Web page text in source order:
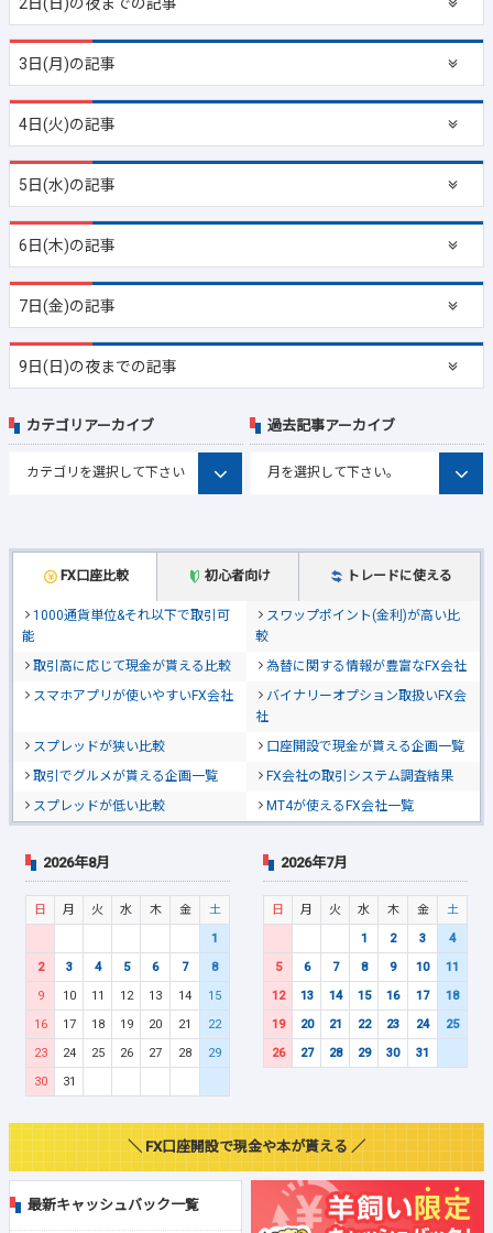
3日(月)の記事
4日(火)の記事
5日(水)の記事
6日(木)の記事
7日(金)の記事
9日(日)の夜までの記事
FX口座比較 初心者向け トレードに使える
1000通貨単位&それ以下で取引可
能
スワップポイント(金利)が高い比
較
取引高に応じて現金が貰える比較
為替に関する情報が豊富なFX会社
スマホアプリが使いやすいFX会社
バイナリーオプション取扱いFX会
社
スプレッドが狭い比較
口座開設で現金が貰える企画一覧
取引でグルメが貰える企画一覧
FX会社の取引システム調査結果
スプレッドが低い比較
MT4が使えるFX会社一覧
カテゴリアーカイブ 過去記事アーカイブ
2026年8月
日 月 火 水 木 金
土
1
2
3 4 5 6 7
8
9
10 11 12 13 14
15
16
17 18 19 20 21
22
23
24 25 26 27 28
29
30
31
2026年7月
日 月 火 水 木 金
土
1
2 3
4
5
6 7 8 9 10
11
12
13 14 15 16 17
18
19
20 21 22 23 24
25
26
27 28 29 30 31
＼ FX口座開設で現金や本が貰える ／
最新キャッシュバック一覧